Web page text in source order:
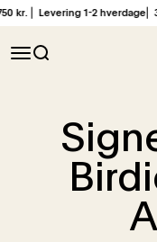
Spring til indhold
Levering 1-2 hverdage⎜ 30
Åbn navigationsmenu
Åbn søgefunktion